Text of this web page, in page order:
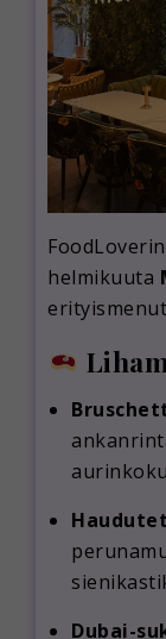
helmikuuta
Dubai-